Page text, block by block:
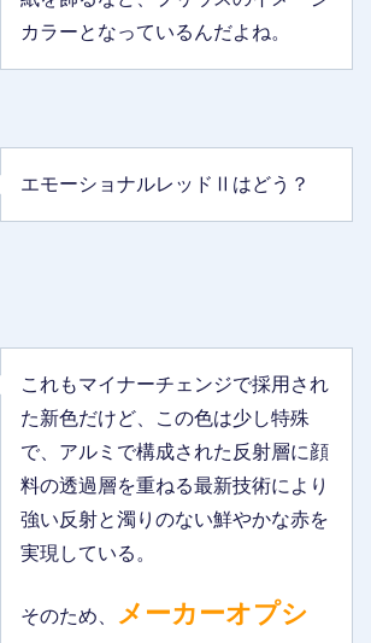
カラーとなっているんだよね。
エモーショナルレッドⅡはどう？
これもマイナーチェンジで採用され
た新色だけど、この色は少し特殊
で、アルミで構成された反射層に顔
料の透過層を重ねる最新技術により
強い反射と濁りのない鮮やかな赤を
実現している。
そのため、 メーカーオプシ